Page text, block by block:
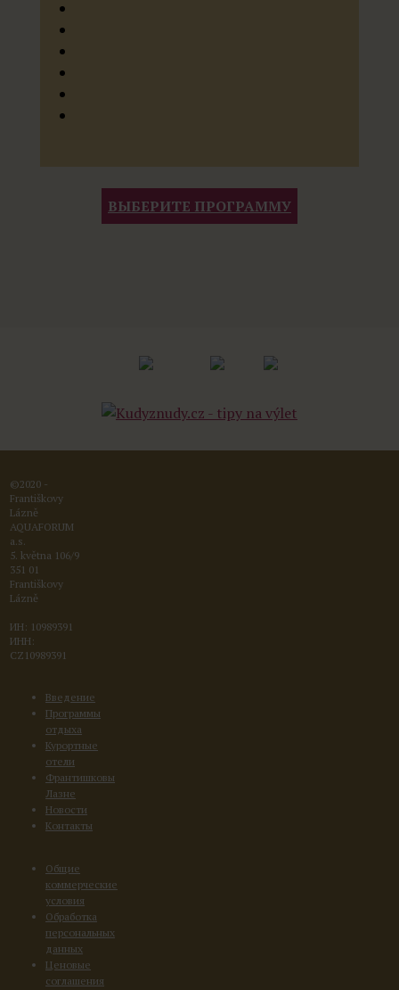
ВЫБЕРИТЕ ПРОГРАММУ
©2020 -
Františkovy
Lázně
AQUAFORUM
a.s.
5. května 106/9
351 01
Františkovy
Lázně
ИН: 10989391
ИНН:
CZ10989391
Введение
Программы
отдыха
Курортные
отели
Франтишковы
Лазне
Новости
Контакты
Общие
коммерческие
условия
Обработка
персональных
данных
Ценовые
соглашения